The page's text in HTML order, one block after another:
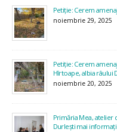
Petiție: Cerem
noiembrie 29, 2025
Petiție: Cerem
Hîrtoape, albia râului
noiembrie 20, 2025
Primăria Mea, atelier
Durlești mai